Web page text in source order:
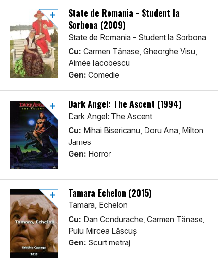
State de Romania - Student la
Sorbona (2009)
State de Romania - Student la Sorbona
Cu: Carmen Tănase, Gheorghe Visu,
Aimée Iacobescu
Gen: Comedie
Dark Angel: The Ascent (1994)
Dark Angel: The Ascent
Cu: Mihai Bisericanu, Doru Ana, Milton
James
Gen: Horror
Tamara Echelon (2015)
Tamara, Echelon
Cu: Dan Condurache, Carmen Tănase,
Puiu Mircea Lăscuș
Gen: Scurt metraj